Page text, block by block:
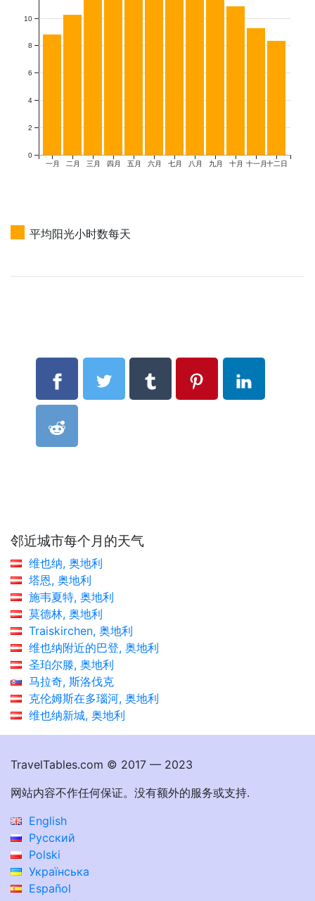
一月 二月 三月 四月 五月 六月 七月 八月 九月 十月 十一月十二日
0
2
4
6
8
10
平均阳光小时数每天
邻近城市每个月的天气
维也纳, 奥地利
塔恩, 奥地利
施韦夏特, 奥地利
莫德林, 奥地利
Traiskirchen, 奥地利
维也纳附近的巴登, 奥地利
圣珀尔滕, 奥地利
马拉奇, 斯洛伐克
克伦姆斯在多瑙河, 奥地利
维也纳新城, 奥地利
TravelTables.com © 2017 — 2023
网站内容不作任何保证。没有额外的服务或支持.
English
Русский
Polski
Українська
Español